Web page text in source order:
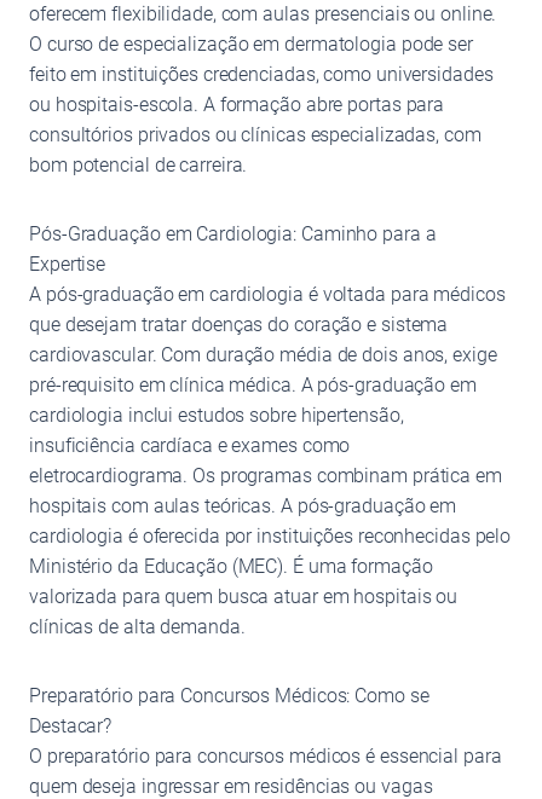
oferecem flexibilidade, com aulas presenciais ou online.
O curso de especialização em dermatologia pode ser
feito em instituições credenciadas, como universidades
ou hospitais-escola. A formação abre portas para
consultórios privados ou clínicas especializadas, com
bom potencial de carreira.
Pós-Graduação em Cardiologia: Caminho para a
Expertise
A pós-graduação em cardiologia é voltada para médicos
que desejam tratar doenças do coração e sistema
cardiovascular. Com duração média de dois anos, exige
pré-requisito em clínica médica. A pós-graduação em
cardiologia inclui estudos sobre hipertensão,
insuficiência cardíaca e exames como
eletrocardiograma. Os programas combinam prática em
hospitais com aulas teóricas. A pós-graduação em
cardiologia é oferecida por instituições reconhecidas pelo
Ministério da Educação (MEC). É uma formação
valorizada para quem busca atuar em hospitais ou
clínicas de alta demanda.
Preparatório para Concursos Médicos: Como se
Destacar?
O preparatório para concursos médicos é essencial para
quem deseja ingressar em residências ou vagas